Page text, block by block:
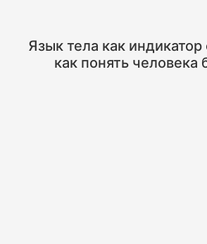
Язык тела как
как понять человека